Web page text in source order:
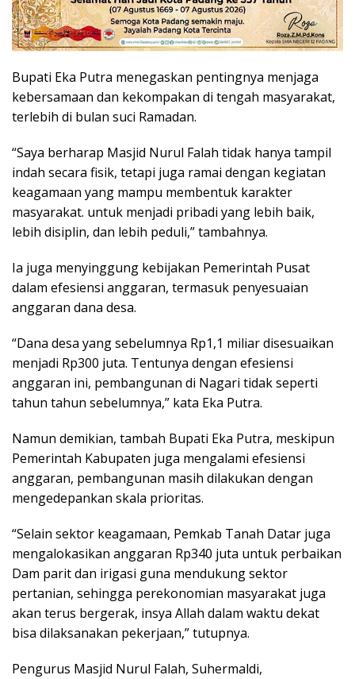
Bupati Eka Putra menegaskan pentingnya menjaga
kebersamaan dan kekompakan di tengah masyarakat,
terlebih di bulan suci Ramadan.
“Saya berharap Masjid Nurul Falah tidak hanya tampil
indah secara fisik, tetapi juga ramai dengan kegiatan
keagamaan yang mampu membentuk karakter
masyarakat. untuk menjadi pribadi yang lebih baik,
lebih disiplin, dan lebih peduli,” tambahnya.
Ia juga menyinggung kebijakan Pemerintah Pusat
dalam efesiensi anggaran, termasuk penyesuaian
anggaran dana desa.
“Dana desa yang sebelumnya Rp1,1 miliar disesuaikan
menjadi Rp300 juta. Tentunya dengan efesiensi
anggaran ini, pembangunan di Nagari tidak seperti
tahun tahun sebelumnya,” kata Eka Putra.
Namun demikian, tambah Bupati Eka Putra, meskipun
Pemerintah Kabupaten juga mengalami efesiensi
anggaran, pembangunan masih dilakukan dengan
mengedepankan skala prioritas.
“Selain sektor keagamaan, Pemkab Tanah Datar juga
mengalokasikan anggaran Rp340 juta untuk perbaikan
Dam parit dan irigasi guna mendukung sektor
pertanian, sehingga perekonomian masyarakat juga
akan terus bergerak, insya Allah dalam waktu dekat
bisa dilaksanakan pekerjaan,” tutupnya.
Pengurus Masjid Nurul Falah, Suhermaldi,